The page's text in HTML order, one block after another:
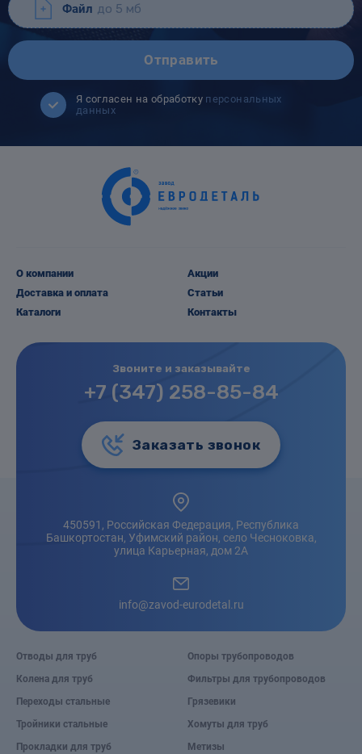
Файл до 5 мб
Отправить
Я согласен на обработку персональных
данных
О компании
Доставка и оплата
Каталоги
Акции
Статьи
Контакты
Звоните и заказывайте
+7 (347) 258-85-84
Заказать звонок
450591, Российская Федерация, Республика
Башкортостан, Уфимский район, село Чесноковка,
улица Карьерная, дом 2А
info@zavod-eurodetal.ru
Отводы для труб
Колена для труб
Переходы стальные
Тройники стальные
Прокладки для труб
Опоры трубопроводов
Фильтры для трубопроводов
Грязевики
Хомуты для труб
Метизы